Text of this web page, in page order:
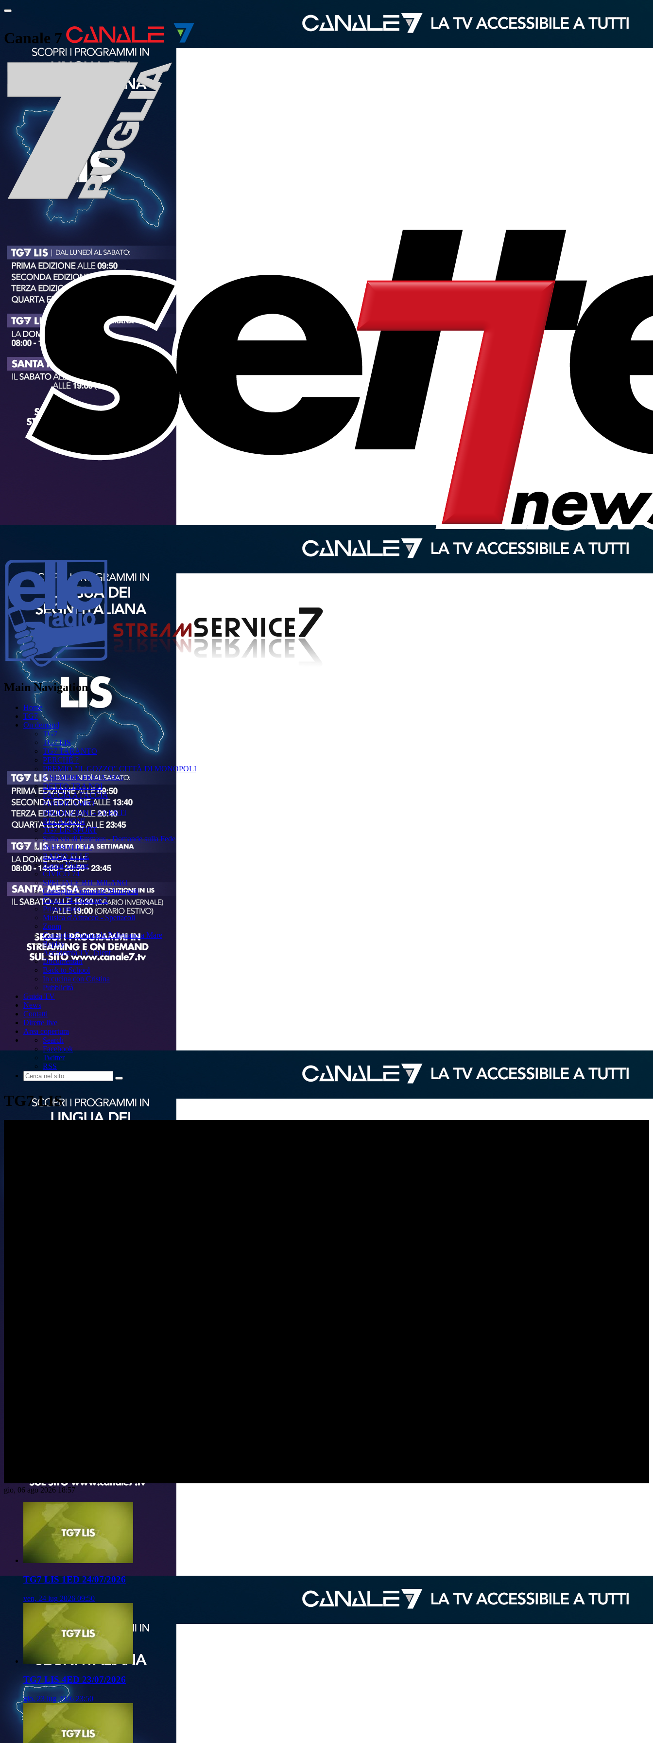
Canale 7
Main Navigation
Home
TG7
On demand
TG7
TG7 LIS
TG7 TARANTO
PERCHÉ ?
PREMIO "IL GOZZO" CITTÀ DI MONOPOLI
È SEMPRE FESTA 2025
DETTO TRA NOI
FACCIA A FACCIA
FUORICAMPO
PRODUZIONI - EVENTI
RELAZIONI
TG7 LIS SPORT
Sulla via di Emmaus - Domande sulla Fede
INFOSALUTE
RADIO ELLE
Buona Visione
CIVICO 74
SPECIALE BIT MILANO
Consiglio Comunale Monopoli
Civico 74 Edizione 2
Primo piano
Musica d'Attracco - Spettacoli
Zoom
Consiglio Comunale Polignano a Mare
Replay
Accademia TV Talent
Documentari
Back to School
In cucina con Cristina
Pubblicità
Guida TV
News
Contatti
Dirette live
Area copertura
Search
Facebook
Twitter
RSS
TG7 LIS
gio, 06 ago 2026 18:57
TG7 LIS 1ED 24/07/2026
ven, 24 lug 2026 09:50
TG7 LIS 4ED 23/07/2026
gio, 23 lug 2026 23:50